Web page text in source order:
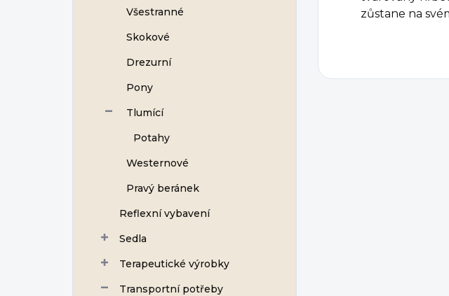
Všestranné
Skokové
Drezurní
Pony
Tlumící
Potahy
Westernové
Pravý beránek
Reflexní vybavení
Sedla
Terapeutické výrobky
Transportní potřeby
zůstane na